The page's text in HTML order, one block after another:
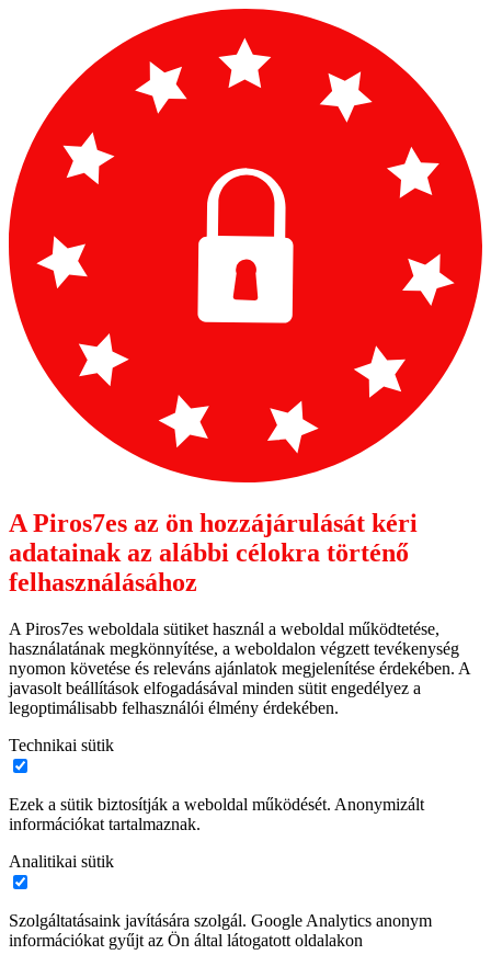
A Piros7es az ön hozzájárulását kéri
adatainak az alábbi célokra történő
felhasználásához
A Piros7es weboldala sütiket használ a weboldal működtetése,
használatának megkönnyítése, a weboldalon végzett tevékenység
nyomon követése és releváns ajánlatok megjelenítése érdekében. A
javasolt beállítások elfogadásával minden sütit engedélyez a
legoptimálisabb felhasználói élmény érdekében.
Technikai sütik
Ezek a sütik biztosítják a weboldal működését. Anonymizált
információkat tartalmaznak.
Analitikai sütik
Szolgáltatásaink javítására szolgál. Google Analytics anonym
információkat gyűjt az Ön által látogatott oldalakon